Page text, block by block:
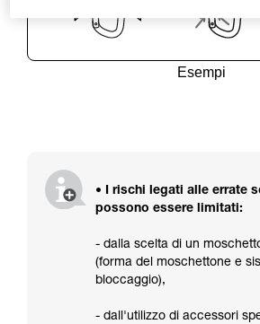
Esempi
• I rischi legati alle errate
possono essere limitati:
- dalla scelta di un
(forma del moschettone e
bloccaggio),
- dall'utilizzo di accessori